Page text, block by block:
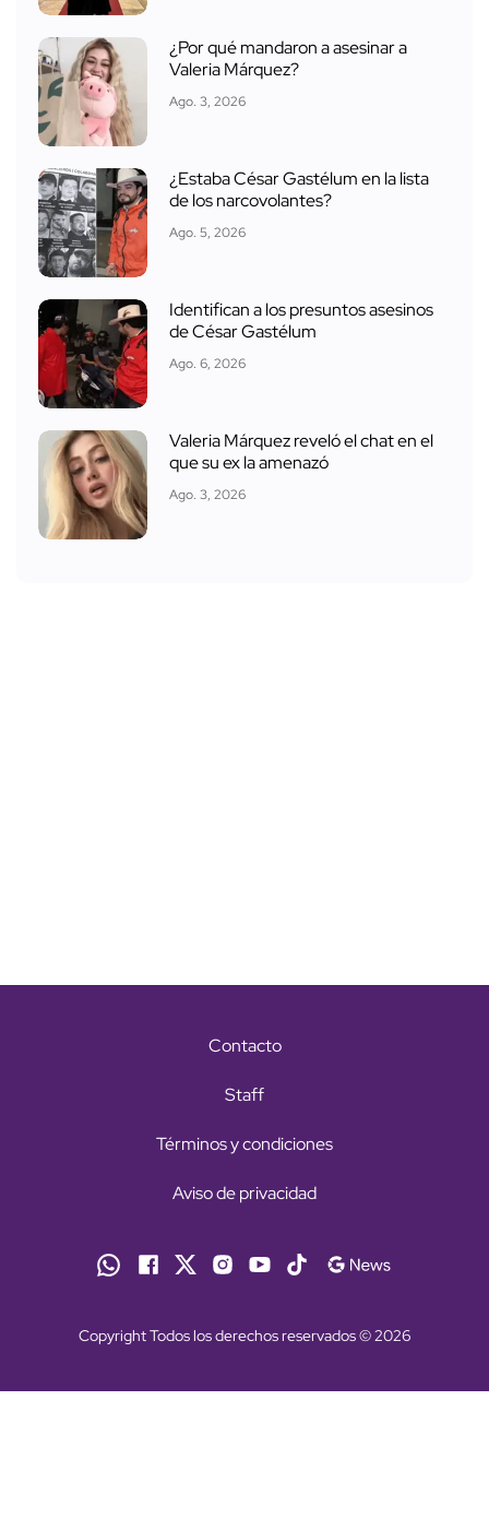
¿Por qué mandaron a asesinar a
Valeria Márquez?
Ago. 3, 2026
¿Estaba César Gastélum en la lista
de los narcovolantes?
Ago. 5, 2026
Identifican a los presuntos asesinos
de César Gastélum
Ago. 6, 2026
Valeria Márquez reveló el chat en el
que su ex la amenazó
Ago. 3, 2026
Contacto
Staff
Términos y condiciones
Aviso de privacidad
Copyright Todos los derechos reservados © 2026